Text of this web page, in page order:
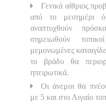
Γενικά αίθριος
από το μεσημέρι
αναπτυχθούν
σημειωθούν
μεμονωμένες
το βράδυ θα
ηπειρωτικά.
Οι άνεμοι θα
με 5 και στο Αιγαίο